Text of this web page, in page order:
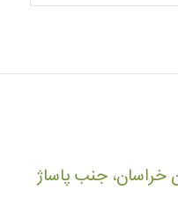
خراسان، جنب پاساژ